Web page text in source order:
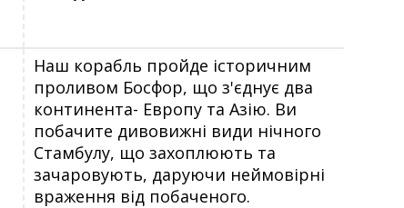
Наш корабль пройде історичним
проливом Босфор, що з'єднує два
континента- Европу та Азію. Ви
побачите дивовижні види нічного
Стамбулу, що захоплюють та
зачаровують, даруючи неймовірні
враження від побаченого.